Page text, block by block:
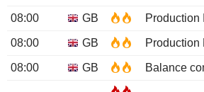
08:00 GB
08:00 GB
08:00 GB